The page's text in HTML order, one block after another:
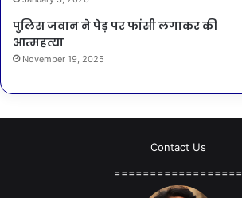
पुलिस जवान ने पेड़ पर फांसी लगाकर की
आत्महत्या
November 19, 2025
Contact Us
==================